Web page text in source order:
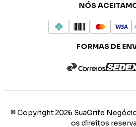
NÓS
FORMAS DE
© Copyright 2026 SuaGrife
os direitos